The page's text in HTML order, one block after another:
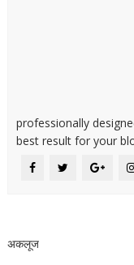
professionally
best result for your
अकलूज